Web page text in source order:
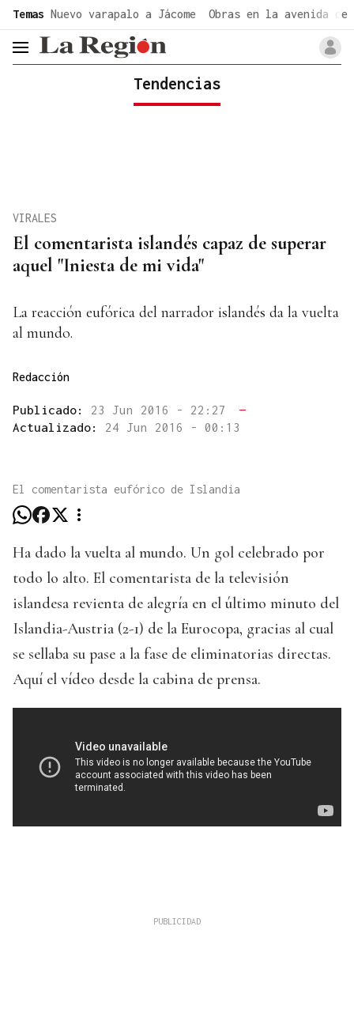
Temas Nuevo varapalo a Jácome Obras en la avenida de
header.menu.open
Tendencias
El comentarista islandés capaz de superar
aquel "Iniesta de mi vida"
VIRALES
La reacción eufórica del narrador islandés da la vuelta
al mundo.
Redacción
Publicado: 23 Jun 2016 - 22:27
—
Actualizado: 24 Jun 2016 - 00:13
El comentarista eufórico de Islandia
Ha dado la vuelta al mundo. Un gol celebrado por
todo lo alto. El comentarista de la televisión
islandesa revienta de alegría en el último minuto del
Islandia-Austria (2-1) de la Eurocopa, gracias al cual
se sellaba su pase a la fase de eliminatorias directas.
Aquí el vídeo desde la cabina de prensa.